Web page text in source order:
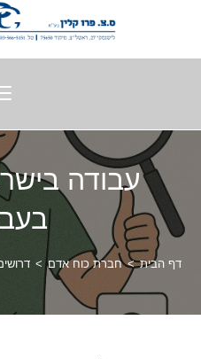
עבודה
דף הבית > חברת כוח אדם >